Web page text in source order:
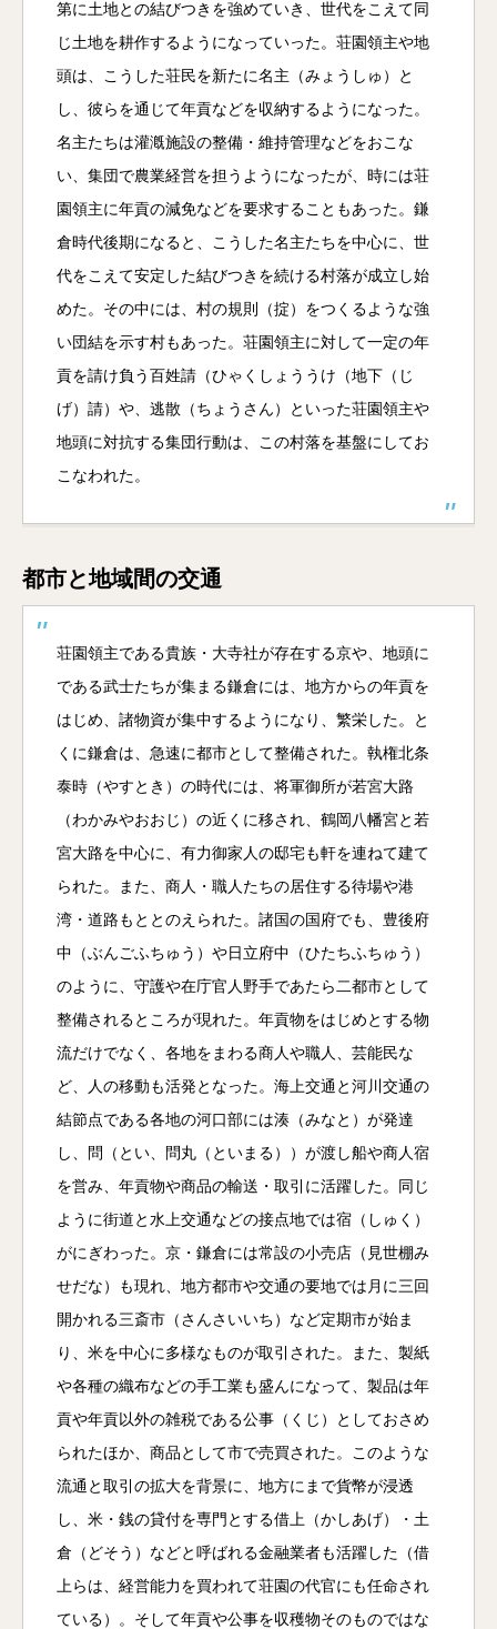
第に土地との結びつきを強めていき、世代をこえて同
じ土地を耕作するようになっていった。荘園領主や地
頭は、こうした荘民を新たに名主（みょうしゅ）と
し、彼らを通じて年貢などを収納するようになった。
名主たちは灌漑施設の整備・維持管理などをおこな
い、集団で農業経営を担うようになったが、時には荘
園領主に年貢の減免などを要求することもあった。鎌
倉時代後期になると、こうした名主たちを中心に、世
代をこえて安定した結びつきを続ける村落が成立し始
めた。その中には、村の規則（掟）をつくるような強
い団結を示す村もあった。荘園領主に対して一定の年
貢を請け負う百姓請（ひゃくしょううけ（地下（じ
げ）請）や、逃散（ちょうさん）といった荘園領主や
地頭に対抗する集団行動は、この村落を基盤にしてお
こなわれた。
都市と地域間の交通
荘園領主である貴族・大寺社が存在する京や、地頭に
である武士たちが集まる鎌倉には、地方からの年貢を
はじめ、諸物資が集中するようになり、繁栄した。と
くに鎌倉は、急速に都市として整備された。執権北条
泰時（やすとき）の時代には、将軍御所が若宮大路
（わかみやおおじ）の近くに移され、鶴岡八幡宮と若
宮大路を中心に、有力御家人の邸宅も軒を連ねて建て
られた。また、商人・職人たちの居住する待場や港
湾・道路もととのえられた。諸国の国府でも、豊後府
中（ぶんごふちゅう）や日立府中（ひたちふちゅう）
のように、守護や在庁官人野手であたら二都市として
整備されるところが現れた。年貢物をはじめとする物
流だけでなく、各地をまわる商人や職人、芸能民な
ど、人の移動も活発となった。海上交通と河川交通の
結節点である各地の河口部には湊（みなと）が発達
し、問（とい、問丸（といまる））が渡し船や商人宿
を営み、年貢物や商品の輸送・取引に活躍した。同じ
ように街道と水上交通などの接点地では宿（しゅく）
がにぎわった。京・鎌倉には常設の小売店（見世棚み
せだな）も現れ、地方都市や交通の要地では月に三回
開かれる三斎市（さんさいいち）など定期市が始ま
り、米を中心に多様なものが取引された。また、製紙
や各種の織布などの手工業も盛んになって、製品は年
貢や年貢以外の雑税である公事（くじ）としておさめ
られたほか、商品として市で売買された。このような
流通と取引の拡大を背景に、地方にまで貨幣が浸透
し、米・銭の貸付を専門とする借上（かしあげ）・土
倉（どそう）などと呼ばれる金融業者も活躍した（借
上らは、経営能力を買われて荘園の代官にも任命され
ている）。そして年貢や公事を収穫物そのものではな